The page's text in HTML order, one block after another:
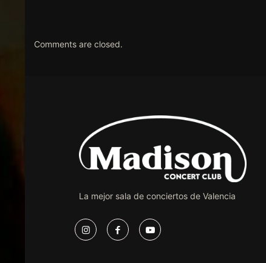
Comments are closed.
La mejor sala de conciertos de Valencia